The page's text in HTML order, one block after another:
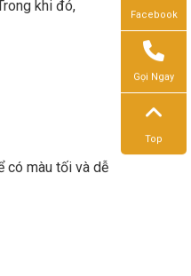
khi đó,
có màu tối và dễ
Facebook
Gọi Ngay
Top